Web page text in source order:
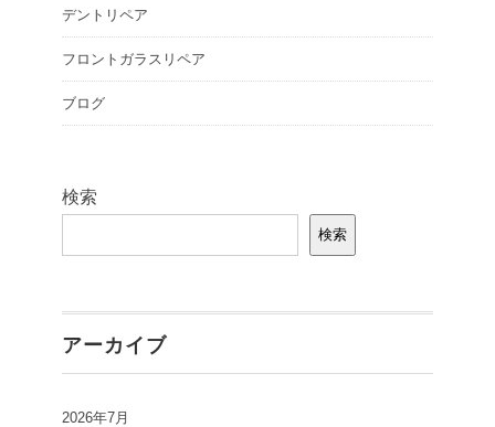
デントリペア
フロントガラスリペア
ブログ
検索
検索
アーカイブ
2026年7月